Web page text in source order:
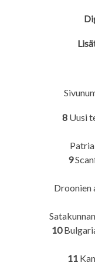
8 Uusi
9
Droonien
10
11